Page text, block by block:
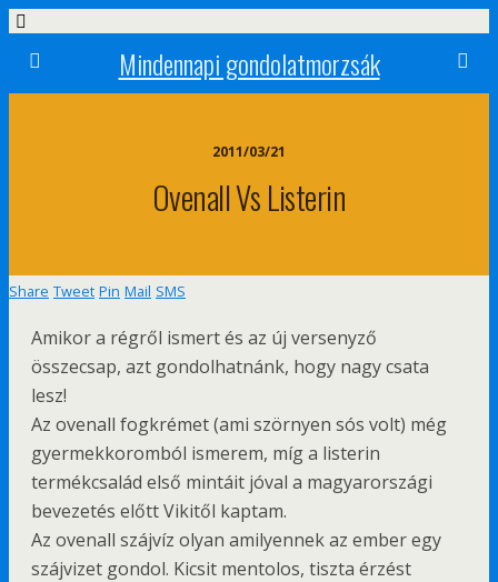
Mindennapi gondolatmorzsák
2011/03/21
Ovenall Vs Listerin
Share Tweet Pin Mail SMS
Amikor a régről ismert és az új versenyző
összecsap, azt gondolhatnánk, hogy nagy csata
lesz!
Az ovenall fogkrémet (ami szörnyen sós volt) még
gyermekkoromból ismerem, míg a listerin
termékcsalád első mintáit jóval a magyarországi
bevezetés előtt Vikitől kaptam.
Az ovenall szájvíz olyan amilyennek az ember egy
szájvizet gondol. Kicsit mentolos, tiszta érzést